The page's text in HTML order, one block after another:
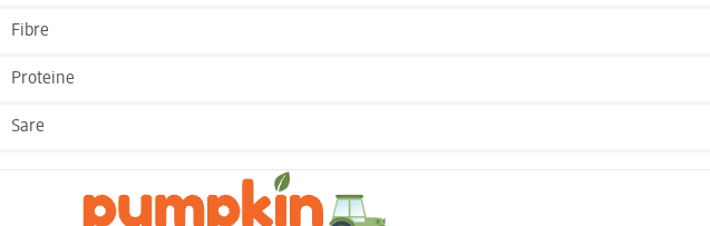
Fibre
Proteine
Sare